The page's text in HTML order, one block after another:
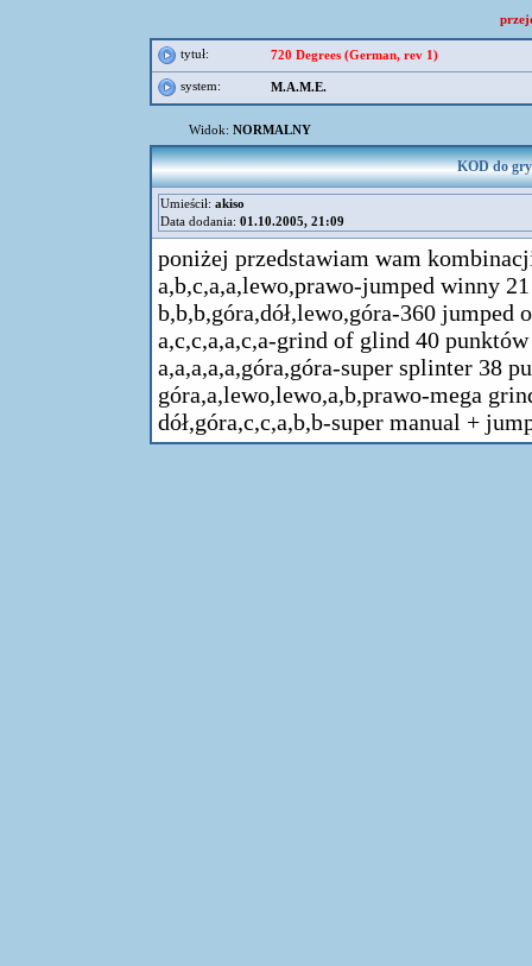
tytuł: 720 Degrees (German, rev 1)
system: M.A.M.E.
Widok: NORMALNY
KOD do gry
Umieścił: akiso
Data dodania: 01.10.2005, 21:09
poniżej przedstawiam wam
a,b,c,a,a,lewo,prawo-jumped winny
b,b,b,góra,dół,lewo,góra-360 jumped
a,c,c,a,a,c,a-grind of glind 40 punktów
a,a,a,a,a,góra,góra-super splinter 38
góra,a,lewo,lewo,a,b,prawo-mega
dół,góra,c,c,a,b,b-super manual +